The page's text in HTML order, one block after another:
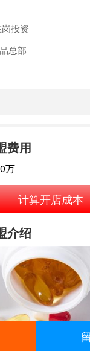
投资
总部
费用
万
计算开店成本
介绍